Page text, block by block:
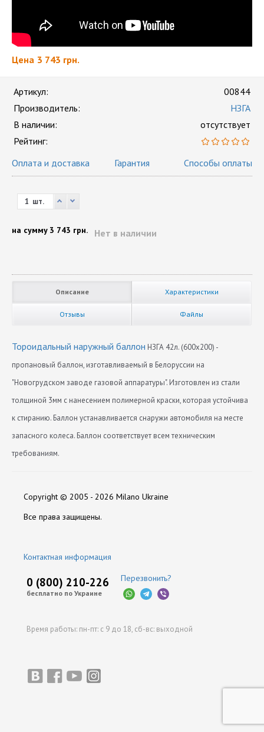
Цена 3 743 грн.
Артикул:
00844
Производитель:
НЗГА
В наличии:
отсутствует
Рейтинг:
Оплата и доставка
Гарантия Способы оплаты
шт.
Нет в наличии
на сумму 3 743 грн.
Описание Характеристики
Отзывы Файлы
Тороидальный наружный баллон НЗГА 42л. (600х200) -
пропановый баллон, изготавливаемый в Белоруссии на
"Новогрудском заводе газовой аппаратуры". Изготовлен из стали
толщиной 3мм с нанесением полимерной краски, которая устойчива
к стиранию. Баллон устанавливается снаружи автомобиля на месте
запасного колеса. Баллон соответствует всем техническим
требованиям.
Длина
200
НЗГА
Оставить отзыв
Copyright © 2005 - 2026 Milano Ukraine
Все права защищены.
Контактная информация
0 (800) 210-226
бесплатно по Украине
Перезвонить?
Время работы: пн-пт: с 9 до 18, сб-вс: выходной